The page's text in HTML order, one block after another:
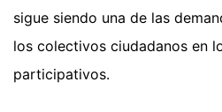
sigue siendo una de las
los colectivos ciudadanos en
participativos.